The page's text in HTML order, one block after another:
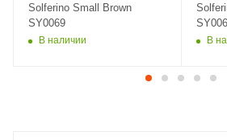
Solferino Small Brown
SY0069
В наличии В